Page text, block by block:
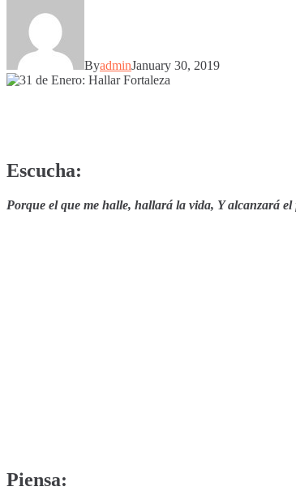
ByadminJanuary 30, 2019
Escucha:
Porque el que me halle, hallará la vida, Y alcanzará
Piensa: